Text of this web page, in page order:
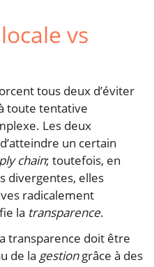
vs
tous deux d’éviter
toute tentative
Les deux
un certain
chain; toutefois, en
divergentes, elles
radicalement
la transparence.
transparence doit être
de la gestiongrâce à des